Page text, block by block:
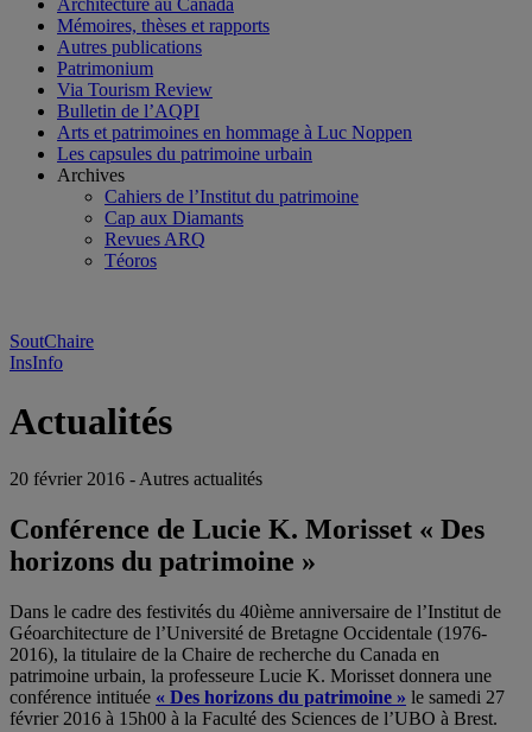
Architecture au Canada
Mémoires, thèses et rapports
Autres publications
Patrimonium
Via Tourism Review
Bulletin de l’AQPI
Arts et patrimoines en hommage à Luc Noppen
Les capsules du patrimoine urbain
Archives
Cahiers de l’Institut du patrimoine
Cap aux Diamants
Revues ARQ
Téoros
SoutChaire
InsInfo
Actualités
20 février 2016 - Autres actualités
Conférence de Lucie K. Morisset « Des
horizons du patrimoine »
Dans le cadre des festivités du 40ième anniversaire de l’Institut de
Géoarchitecture de l’Université de Bretagne Occidentale (1976-
2016), la titulaire de la Chaire de recherche du Canada en
patrimoine urbain, la professeure Lucie K. Morisset donnera une
conférence intituée « Des horizons du patrimoine » le samedi 27
février 2016 à 15h00 à la Faculté des Sciences de l’UBO à Brest.